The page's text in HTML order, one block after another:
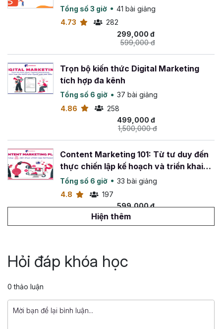
Tổng số 3 giờ
41 bài giảng
4.73
282
299,000 đ
599,000 đ
Trọn bộ kiến thức Digital Marketing
tích hợp đa kênh
Tổng số 6 giờ
37 bài giảng
4.86
258
499,000 đ
1,500,000 đ
Content Marketing 101: Từ tư duy đến
thực chiến lập kế hoạch và triển khai
chiến dịch Content Marketing
Tổng số 6 giờ
33 bài giảng
4.8
197
599,000 đ
1,500,000 đ
Tổng số 2 giờ
24 bài giảng
999,000 đ
Hiện thêm
Hỏi đáp khóa học
0 thảo luận